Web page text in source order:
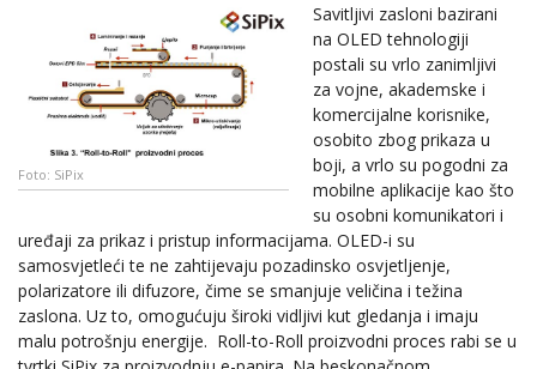
Foto: SiPix
Savitljivi zasloni bazirani
na OLED tehnologiji
postali su vrlo zanimljivi
za vojne, akademske i
komercijalne korisnike,
osobito zbog prikaza u
boji, a vrlo su pogodni za
mobilne aplikacije kao što
su osobni komunikatori i
uređaji za prikaz i pristup informacijama. OLED-i su
samosvjetleći te ne zahtijevaju pozadinsko osvjetljenje,
polarizatore ili difuzore, čime se smanjuje veličina i težina
zaslona. Uz to, omogućuju široki vidljivi kut gledanja i imaju
malu potrošnju energije. Roll-to-Roll proizvodni proces rabi se u